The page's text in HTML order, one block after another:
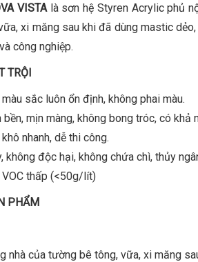
VISTAlà sơn hệ Styren Acrylic phủ
xi măng sau khi đã dùng mastic
công nghiệp.
TRỘI
sắc luôn ổn định, không phai màu.
bền, mịn màng, không bong tróc, có khả
nhanh, dễ thi công.
không độc hại, không chứa chì, thủy
thấp (<50g/lít)
PHẨM
nhà của tường bê tông, vữa, xi măng